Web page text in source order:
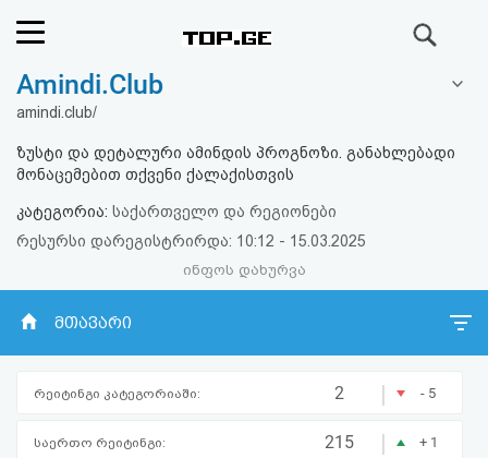
რეიტინგი
კითხვა-
პასუხი
რეგისტრაცია
Amindi.Club
amindi.club/
ზუსტი და დეტალური ამინდის პროგნოზი. განახლებადი
მონაცემებით თქვენი ქალაქისთვის
კატეგორია: საქართველო და რეგიონები
რესურსი დარეგისტრირდა: 10:12 - 15.03.2025
ინფოს დახურვა
მთავარი
რეიტინგი კატეგორიაში: 2 | - 5
საერთო რეიტინგი: 215 | + 1